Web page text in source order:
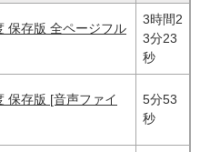
保存版 全ページフル
3時間2
3分23
秒
保存版 [音声ファイ
5分53
秒